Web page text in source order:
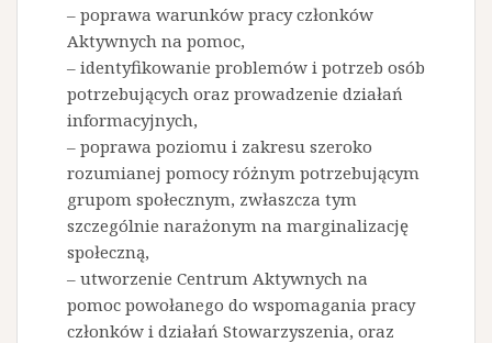
– poprawa warunków pracy członków
Aktywnych na pomoc,
– identyfikowanie problemów i potrzeb osób
potrzebujących oraz prowadzenie działań
informacyjnych,
– poprawa poziomu i zakresu szeroko
rozumianej pomocy różnym potrzebującym
grupom społecznym, zwłaszcza tym
szczególnie narażonym na marginalizację
społeczną,
– utworzenie Centrum Aktywnych na
pomoc powołanego do wspomagania pracy
członków i działań Stowarzyszenia, oraz